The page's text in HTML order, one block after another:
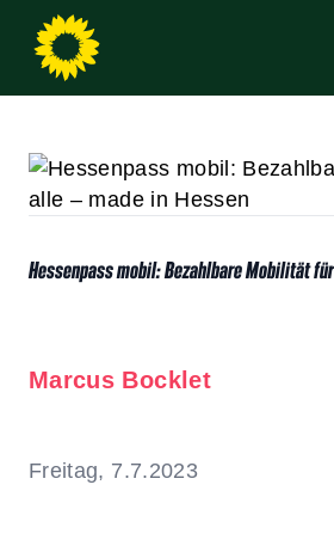
Hessenpass mobil: Bezahlbare Mobilität
Marcus Bocklet
Freitag, 7.7.2023